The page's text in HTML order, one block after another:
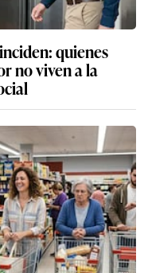
quienes
no viven a la